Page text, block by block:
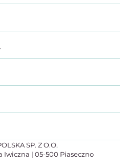
SP. Z O.O.
Iwiczna | 05-500 Piaseczno